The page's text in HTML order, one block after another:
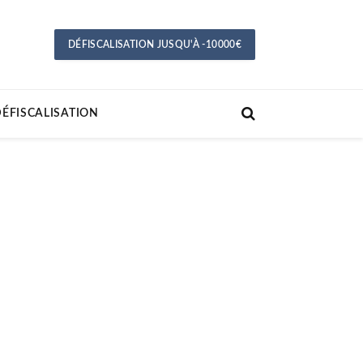
DÉFISCALISATION JUSQU'À -10000€